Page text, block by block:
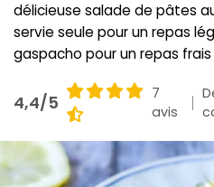
L'actu cuisine
délicieuse salade de pâtes
servie seule pour un repas
gaspacho pour un repas
4,4/5
7
avis